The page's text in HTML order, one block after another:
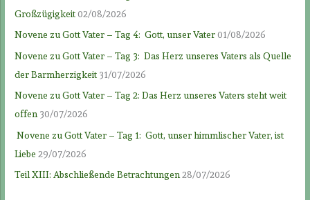
Großzügigkeit02/08/2026
Novene zu Gott Vater – Tag 4: Gott, unser Vater01/08/2026
Novene zu Gott Vater – Tag 3: Das Herz unseres Vaters als Quelle
der Barmherzigkeit 31/07/2026
Novene zu Gott Vater – Tag 2: Das Herz unseres Vaters steht weit
offen 30/07/2026
Novene zu Gott Vater – Tag 1: Gott, unser himmlischer Vater, ist
Liebe 29/07/2026
Teil XIII: Abschließende Betrachtungen 28/07/2026